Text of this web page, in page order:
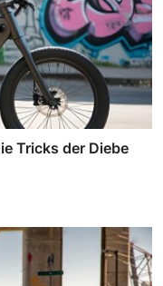
Tricks der Diebe